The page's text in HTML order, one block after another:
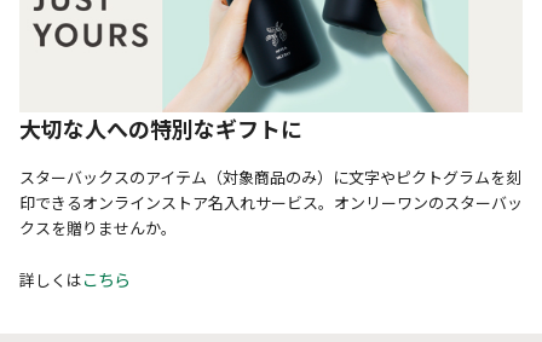
大切な人への特別なギフトに
スターバックスのアイテム（対象商品のみ）に文字やピクトグラムを刻
印できるオンラインストア名入れサービス。オンリーワンのスターバッ
クスを贈りませんか。
詳しくはこちら